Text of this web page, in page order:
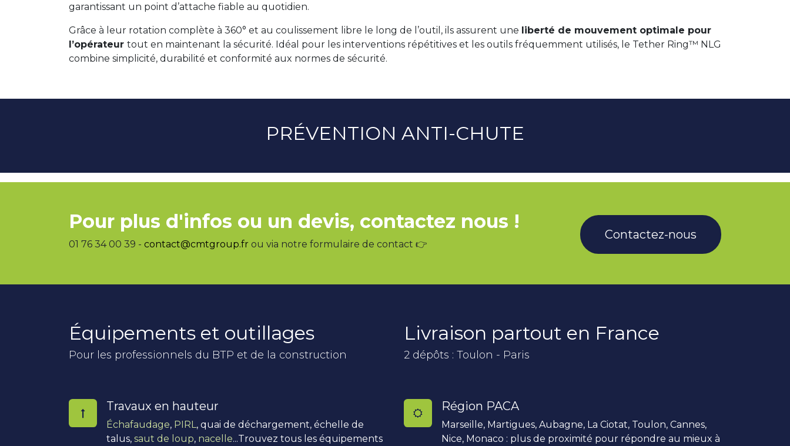
garantissant un point d’attache fiable au quotidien.
Grâce à leur rotation complète à 360° et au coulissement libre le long de l’outil, ils assurent une liberté de mouvement optimale pour
l’opérateur tout en maintenant la sécurité. Idéal pour les interventions répétitives et les outils fréquemment utilisés, le Tether Ring™ NLG
combine simplicité, durabilité et conformité aux normes de sécurité.
PRÉVENTION ANTI-CHUTE
Pour plus d'infos ou un devis, contactez nous !
01 76 34 00 39 - contact@cmtgroup.fr ou via notre formulaire de contact 👉
Contactez-nous
Équipements et outillages
Pour les professionnels du BTP et de la construction
Travaux en hauteur
Échafaudage, PIRL , quai de déchargement, échelle de
talus, saut de loup, nacelle...Trouvez tous les équipements
Livraison partout en France
2 dépôts : Toulon - Paris
Région PACA
Marseille, Martigues, Aubagne, La Ciotat, Toulon, Cannes,
Nice, Monaco : plus de proximité pour répondre au mieux à